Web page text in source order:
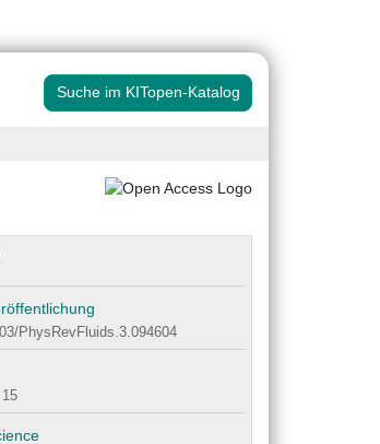
Suche im KITopen-Katalog
PhysRevFluids.3.094604